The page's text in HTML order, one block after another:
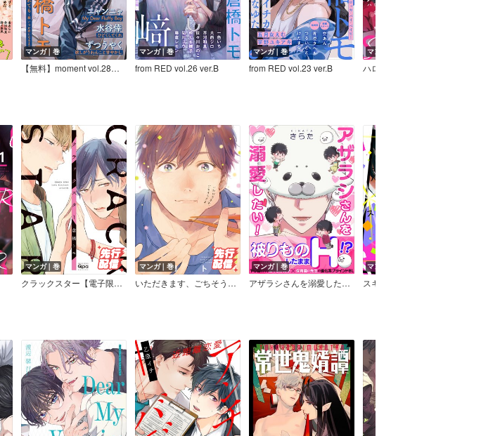
マンガ｜巻
【無料】moment vol.28／2024 autumn
マンガ｜巻
from RED vol.26 ver.B
マンガ｜巻
from RED vol.23 ver.B
マンガ｜巻
ハローモーニングスター
マンガ｜巻
クラックスター【電子限定漫画付き】
マンガ｜巻
いただきます、ごちそうさま【Renta！限定特典付き】
マンガ｜巻
アザラシさんを溺愛したい！
マンガ｜巻